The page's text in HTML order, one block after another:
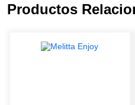
Productos